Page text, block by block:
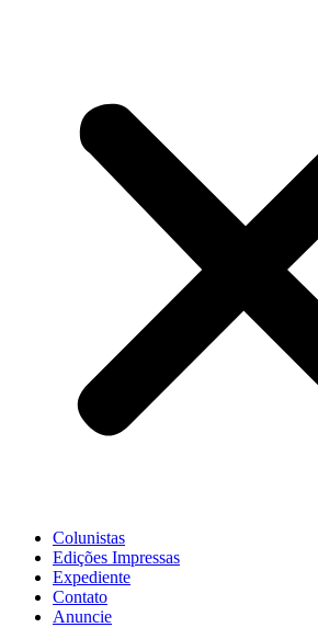
Colunistas
Edições Impressas
Expediente
Contato
Anuncie